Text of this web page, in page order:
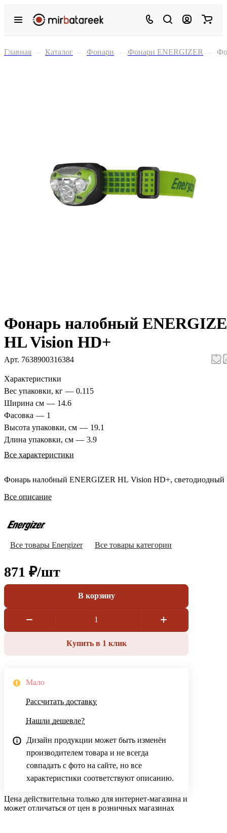
Главная – Каталог – Фонари – Фонари ENERGIZER –
Фонарь налобный
HL Vision HD+
Арт. 7638900316384
Характеристики
Вес упаковки, кг — 0.115
Ширина см — 14.6
Фасовка — 1
Высота упаковки, см — 19.1
Длина упаковки, см — 3.9
Все характеристики
Фонарь налобный ENERGIZER HL Vision HD+, светодиодный
Все описание
Все товары Energizer Все товары категории
871 ₽/шт
В корзину
Купить в 1 клик
Мало
Рассчитать доставку
Нашли дешевле?
Дизайн продукции может быть изменён
производителем товара и не всегда
совпадать с фото на сайте, но все
характеристики соответствуют описанию.
Цена действительна только для интернет-магазина и
может отличаться от цен в розничных магазинах